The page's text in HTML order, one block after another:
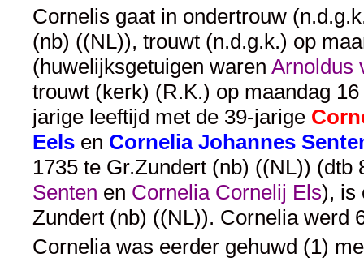
Cornelis gaat in ondertrouw
(nb) ((NL)), trouwt (n.d.g.k.) op
(huwelijksgetuigen waren Arnoldus
trouwt (kerk) (R.K.) op maandag
jarige leeftijd met de 39-jarige
Eels en Cornelia Johannes
1735 te Gr.Zundert (nb) ((NL))
Senten en Cornelia Cornelij Els), is
Zundert (nb) ((NL)). Cornelia werd
Cornelia was eerder gehuwd (1)